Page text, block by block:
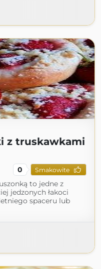
z truskawkami
0 Smakowite
to jedne z
jedzonych łakoci
spaceru lub